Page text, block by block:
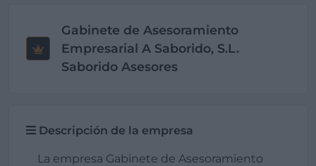
Gabinete de Asesoramiento
Empresarial A Saborido, S.L.
Saborido Asesores
Descripción de la empresa
La empresa Gabinete de Asesoramiento